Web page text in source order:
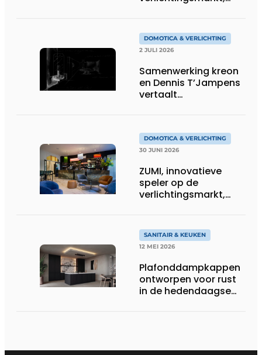
DOMOTICA & VERLICHTING
2 JULI 2026
Samenwerking kreon
en Dennis T’Jampens
vertaalt
sfeervolle verlichting
DOMOTICA & VERLICHTING
30 JUNI 2026
ZUMI, innovatieve
speler op de
verlichtingsmarkt,
SANITAIR & KEUKEN
12 MEI 2026
Plafonddampkappen
ontworpen voor rust
in de hedendaagse